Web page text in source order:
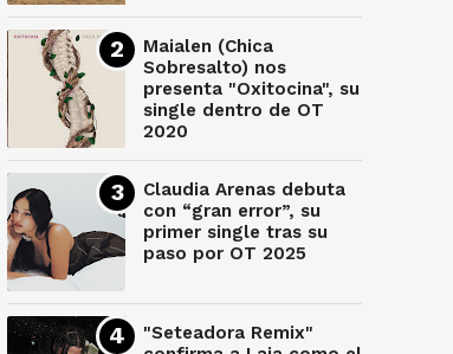
Maialen (Chica
Sobresalto) nos
presenta "Oxitocina", su
single dentro de OT
2020
Claudia Arenas debuta
con “gran error”, su
primer single tras su
paso por OT 2025
"Seteadora Remix"